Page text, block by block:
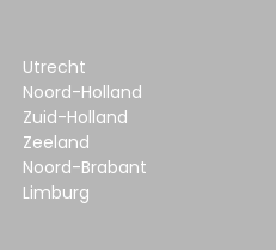
Utrecht
Noord-Holland
Zuid-Holland
Zeeland
Noord-Brabant
Limburg